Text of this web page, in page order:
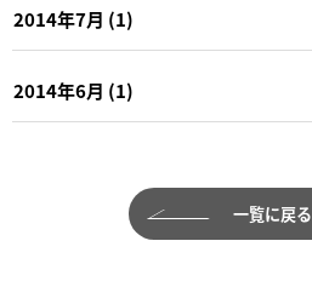
2014年7月 (1)
2014年6月 (1)
一覧に戻る